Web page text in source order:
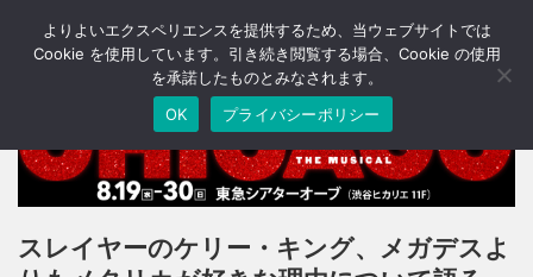
T
o
n
v
g
スレイヤーのケリー・キング、メガデスよ
よりよいエクスペリエンスを提供するため、当ウェブサイトでは
Cookie を使用しています。引き続き閲覧する場合、Cookie の使用
を承諾したものとみなされます。
OK
プライバシーポリシー